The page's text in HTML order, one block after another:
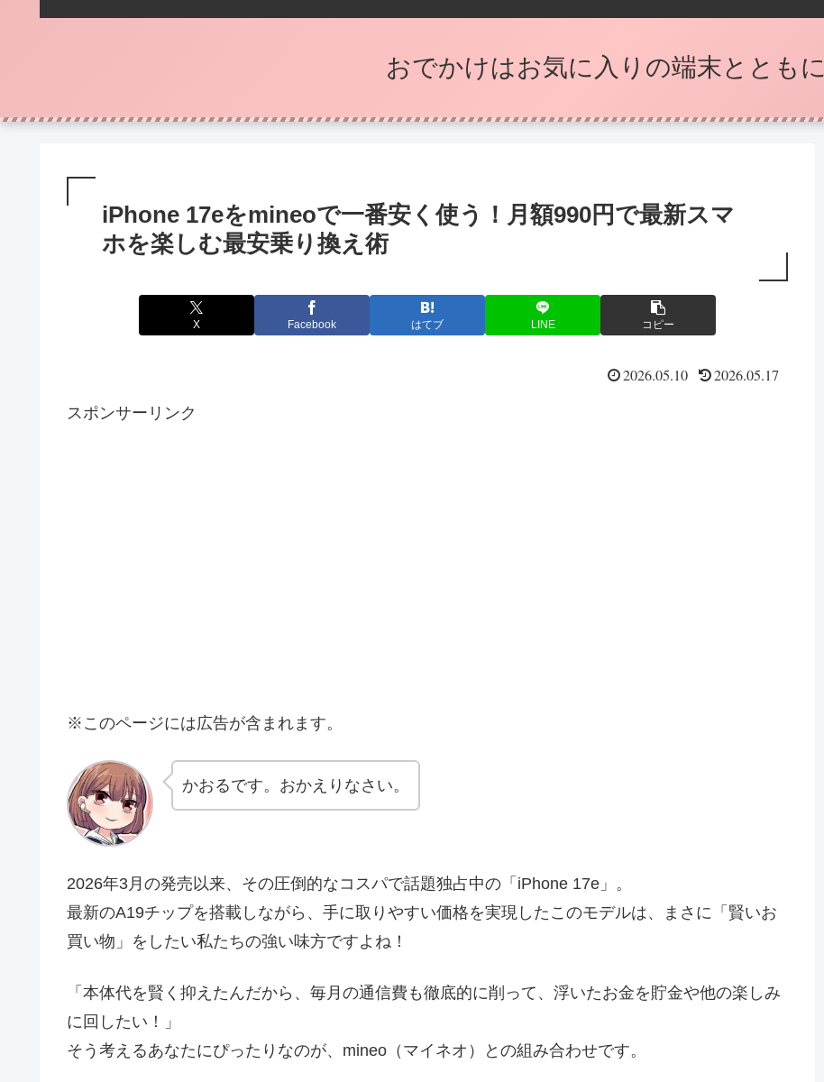
おでかけはお気に入りの端末とともに
iPhone 17eをmineoで一番安く使う！月額990円で最新スマ
ホを楽しむ最安乗り換え術
X Facebook はてブ LINE コピー
2026.05.10 2026.05.17
スポンサーリンク
※このページには広告が含まれます。
かおるです。おかえりなさい。
2026年3月の発売以来、その圧倒的なコスパで話題独占中の「iPhone 17e」。
最新のA19チップを搭載しながら、手に取りやすい価格を実現したこのモデルは、まさに「賢いお
買い物」をしたい私たちの強い味方ですよね！
「本体代を賢く抑えたんだから、毎月の通信費も徹底的に削って、浮いたお金を貯金や他の楽しみ
に回したい！」
そう考えるあなたにぴったりなのが、mineo（マイネオ）との組み合わせです。